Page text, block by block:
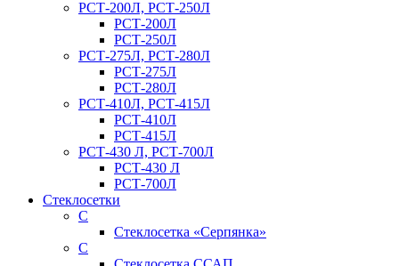
РСТ-200Л, РСТ-250Л
РСТ-200Л
РСТ-250Л
РСТ-275Л, РСТ-280Л
РСТ-275Л
РСТ-280Л
РСТ-410Л, РСТ-415Л
РСТ-410Л
РСТ-415Л
РСТ-430 Л, РСТ-700Л
РСТ-430 Л
РСТ-700Л
Стеклосетки
С
Стеклосетка «Серпянка»
С